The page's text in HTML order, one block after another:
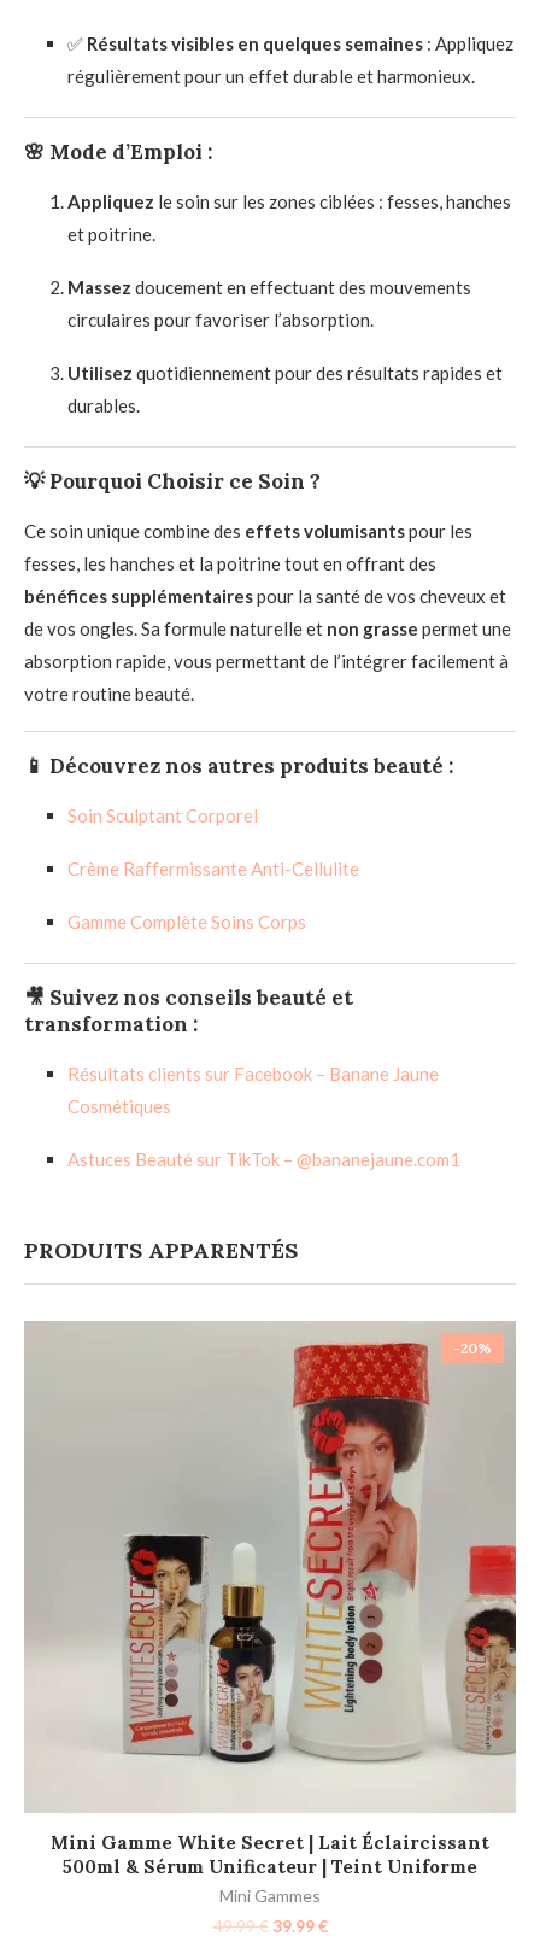
✅ Résultats visibles en quelques semaines : Appliquez
régulièrement pour un effet durable et harmonieux.
🌸 Mode d’Emploi :
Appliquez le soin sur les zones ciblées : fesses, hanches
et poitrine.
Massez doucement en effectuant des mouvements
circulaires pour favoriser l’absorption.
Utilisez quotidiennement pour des résultats rapides et
durables.
💡Pourquoi Choisir ce Soin ?
Ce soin unique combine des effets volumisantspour les
fesses, les hanches et la poitrine tout en offrant des
bénéfices supplémentairespour la santé de vos cheveux et
de vos ongles. Sa formule naturelle et non grasse permet une
absorption rapide, vous permettant de l’intégrer facilement à
votre routine beauté.
📱 Découvrez nos autres produits beauté :
Soin Sculptant Corporel
Crème Raffermissante Anti-Cellulite
Gamme Complète Soins Corps
🎥 Suivez nos conseils beauté et
transformation :
Résultats clients sur Facebook – Banane Jaune
Cosmétiques
Astuces Beauté sur TikTok – @bananejaune.com1
PRODUITS APPARENTÉS
-20%
AJOUTER AU PANIER
Mini Gamme White Secret | Lait Éclaircissant
500ml & Sérum Unificateur | Teint Uniforme
Mini Gammes
49.99€ 39.99€